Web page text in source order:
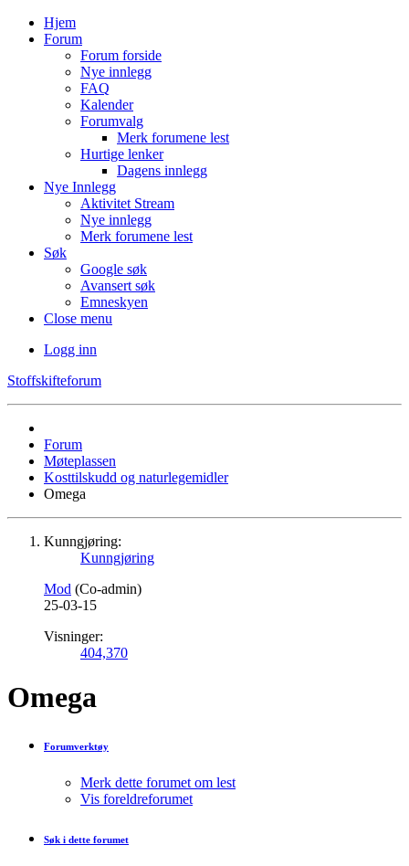
Hjem
Forum
Forum forside
Nye innlegg
FAQ
Kalender
Forumvalg
Merk forumene lest
Hurtige lenker
Dagens innlegg
Nye Innlegg
Aktivitet Stream
Nye innlegg
Merk forumene lest
Søk
Google søk
Avansert søk
Emneskyen
Close menu
Logg inn
Stoffskifteforum
Forum
Møteplassen
Kosttilskudd og naturlegemidler
Omega
Kunngjøring:
Kunngjøring
Mod (Co-admin)
25-03-15
Visninger:
404,370
Omega
Forumverktøy
Merk dette forumet om lest
Vis foreldreforumet
Søk i dette forumet